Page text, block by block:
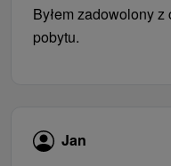
Byłem zadowolony
pobytu.
Jan